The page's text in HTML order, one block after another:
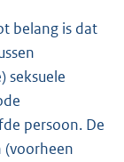
belang is dat
seksuele
persoon. De
(voorheen